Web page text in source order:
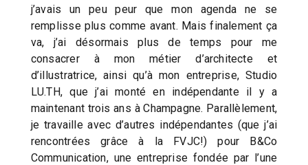
j’avais un peu peur que mon agenda ne se
remplisse plus comme avant. Mais finalement ça
va, j’ai désormais plus de temps pour me
consacrer à mon métier d’architecte et
d’illustratrice, ainsi qu’à mon entreprise, Studio
LU.TH, que j’ai monté en indépendante il y a
maintenant trois ans à Champagne. Parallèlement,
je travaille avec d’autres indépendantes (que j’ai
rencontrées grâce à la FVJC!) pour B&Co
Communication, une entreprise fondée par l’une